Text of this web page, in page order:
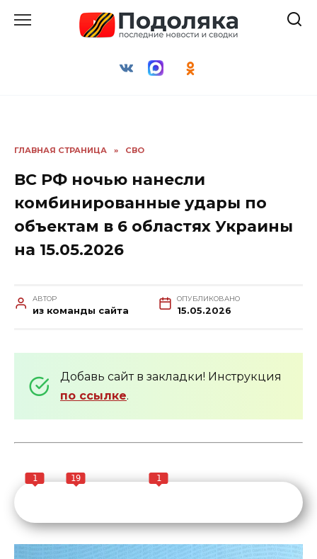
ГЛАВНАЯ СТРАНИЦА » СВО
ВС РФ ночью нанесли
комбинированные удары по
объектам в 6 областях Украины
на 15.05.2026
АВТОР
из команды сайта
ОПУБЛИКОВАНО
15.05.2026
Добавь сайт в закладки! Инструкция
по ссылке.
1 19 1